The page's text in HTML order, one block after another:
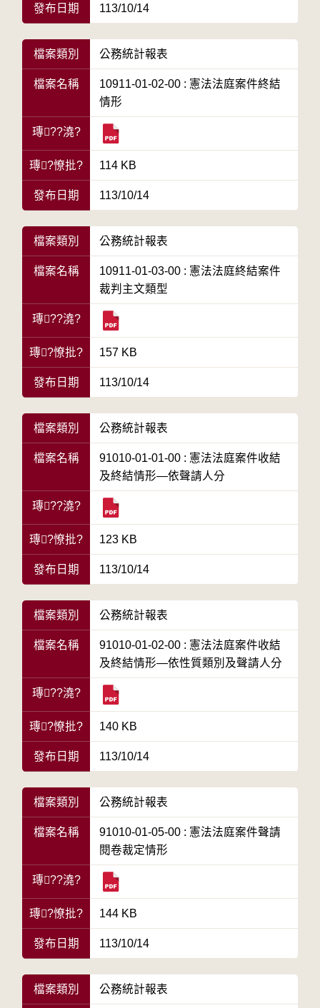
發布日期 113/10/14
檔案類別 公務統計報表
檔案名稱
10911-01-02-00 : 憲法法庭案件終結
情形
瑼??澆?
瑼?憭批? 114 KB
發布日期 113/10/14
檔案類別 公務統計報表
檔案名稱
10911-01-03-00 : 憲法法庭終結案件
裁判主文類型
瑼??澆?
瑼?憭批? 157 KB
發布日期 113/10/14
檔案類別 公務統計報表
檔案名稱
91010-01-01-00 : 憲法法庭案件收結
及終結情形—依聲請人分
瑼??澆?
瑼?憭批? 123 KB
發布日期 113/10/14
檔案類別 公務統計報表
檔案名稱
91010-01-02-00 : 憲法法庭案件收結
及終結情形—依性質類別及聲請人分
瑼??澆?
瑼?憭批? 140 KB
發布日期 113/10/14
檔案類別 公務統計報表
檔案名稱
91010-01-05-00 : 憲法法庭案件聲請
閱卷裁定情形
瑼??澆?
瑼?憭批? 144 KB
發布日期 113/10/14
檔案類別 公務統計報表